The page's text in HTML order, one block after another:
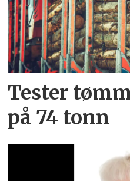
Tester
på 74 tonn